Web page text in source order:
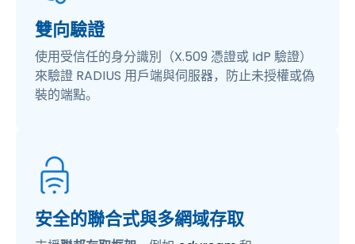
雙向驗證
使用受信任的身分識別（X.509 憑證或 IdP 驗證）
來驗證 RADIUS 用戶端與伺服器，防止未授權或偽
裝的端點。
安全的聯合式與多網域存取